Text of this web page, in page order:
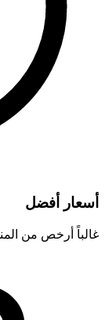
أسعار أفضل
غالباً أرخص من